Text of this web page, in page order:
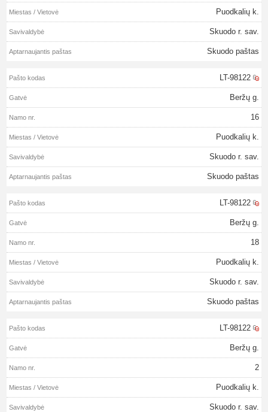
Puodkalių k.
Skuodo r. sav.
Skuodo paštas
LT-98122
Beržų g.
16
Puodkalių k.
Skuodo r. sav.
Skuodo paštas
LT-98122
Beržų g.
18
Puodkalių k.
Skuodo r. sav.
Skuodo paštas
LT-98122
Beržų g.
2
Puodkalių k.
Skuodo r. sav.